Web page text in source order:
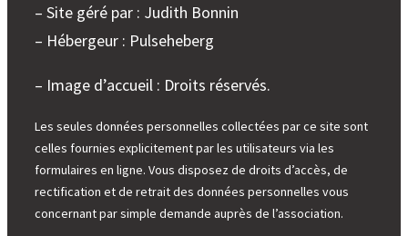
– Site géré par : Judith Bonnin
– Hébergeur : Pulseheberg
– Image d’accueil : Droits réservés.
Les seules données personnelles collectées par ce site sont
celles fournies explicitement par les utilisateurs via les
formulaires en ligne. Vous disposez de droits d’accès, de
rectification et de retrait des données personnelles vous
concernant par simple demande auprès de l’association.